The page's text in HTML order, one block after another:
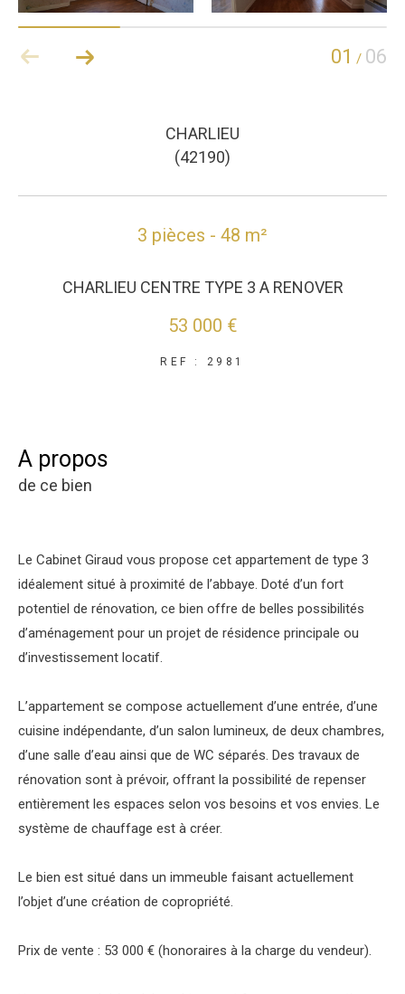
01 / 06
CHARLIEU
(42190)
3 pièces - 48 m²
CHARLIEU CENTRE TYPE 3 A RENOVER
53 000 €
REF : 2981
a propos
de ce bien
Le Cabinet Giraud vous propose cet appartement de type 3
idéalement situé à proximité de l’abbaye. Doté d’un fort
potentiel de rénovation, ce bien offre de belles possibilités
d’aménagement pour un projet de résidence principale ou
d’investissement locatif.
L’appartement se compose actuellement d’une entrée, d’une
cuisine indépendante, d’un salon lumineux, de deux chambres,
d’une salle d’eau ainsi que de WC séparés. Des travaux de
rénovation sont à prévoir, offrant la possibilité de repenser
entièrement les espaces selon vos besoins et vos envies. Le
système de chauffage est à créer.
Le bien est situé dans un immeuble faisant actuellement
l’objet d’une création de copropriété.
Prix de vente : 53 000 € (honoraires à la charge du vendeur).